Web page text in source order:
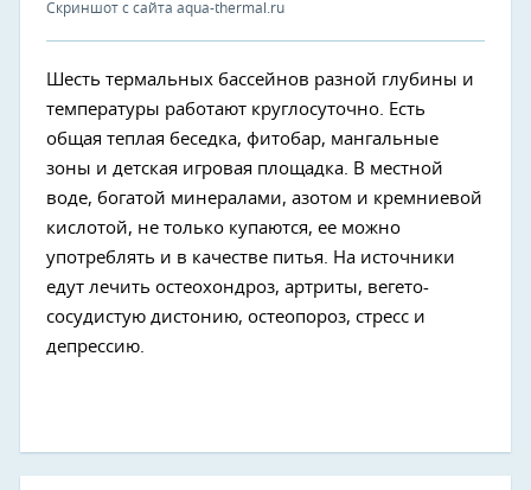
Скриншот с сайта aqua-thermal.ru
Шесть термальных бассейнов разной глубины и
температуры работают круглосуточно. Есть
общая теплая беседка, фитобар, мангальные
зоны и детская игровая площадка. В местной
воде, богатой минералами, азотом и кремниевой
кислотой, не только купаются, ее можно
употреблять и в качестве питья. На источники
едут лечить остеохондроз, артриты, вегето-
сосудистую дистонию, остеопороз, стресс и
депрессию.